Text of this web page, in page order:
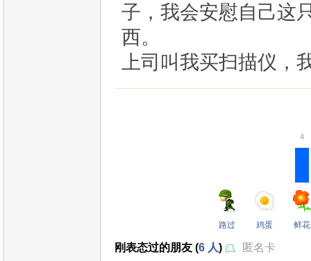
子，我会安慰自己这
西。
上司叫我买扫描仪，
路过 鸡蛋
4
鲜花
刚表态过的朋友 (6 人) 匿名卡